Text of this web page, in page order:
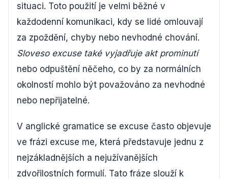
situaci. Toto použití je velmi běžné v
každodenní komunikaci, kdy se lidé omlouvají
za zpoždění, chyby nebo nevhodné chování.
Sloveso excuse také vyjadřuje akt prominutí
nebo odpuštění něčeho, co by za normálních
okolností mohlo být považováno za nevhodné
nebo nepřijatelné.
V anglické gramatice se excuse často objevuje
ve frázi excuse me, která představuje jednu z
nejzákladnějších a nejužívanějších
zdvořilostních formulí. Tato fráze slouží k